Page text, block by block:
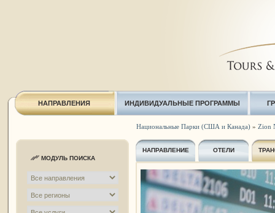
НАПРАВЛЕНИЯ ИНДИВИДУАЛЬНЫЕ ПРОГРАММЫ
МОДУЛЬ ПОИСКА
Национальные Парки (США и Канада)» Zion
НАПРАВЛЕНИЕ ОТЕЛИ